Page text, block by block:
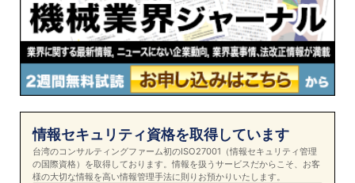
情報セキュリティ資格を取得しています
台湾のコンサルティングファーム初のISO27001（情報セキュリティ管理
の国際資格）を取得しております。情報を扱うサービスだからこそ、お客
様の大切な情報を高い情報管理手法に則りお預かりいたします。